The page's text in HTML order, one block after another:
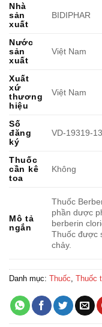
Nhà
sản
xuất
BIDIPHAR
Nước
sản
xuất
Việt Nam
Xuất
xứ
thương
hiệu
Việt Nam
Số
đăng
ký
VD-19319-13
Thuốc
cần kê
toa
Không
Mô tả
ngắn
Thuốc
phần dược
berberin
Thuốc được
chảy.
Danh mục: Thuốc Thuốc